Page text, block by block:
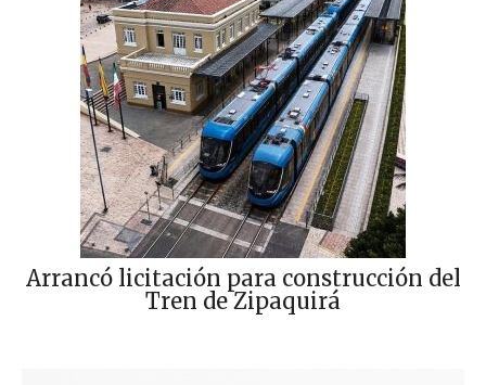
Arrancó licitación para construcción del
Tren de Zipaquirá